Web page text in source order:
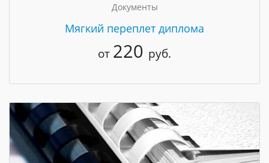
Документы
Мягкий переплет диплома
от 220 руб.